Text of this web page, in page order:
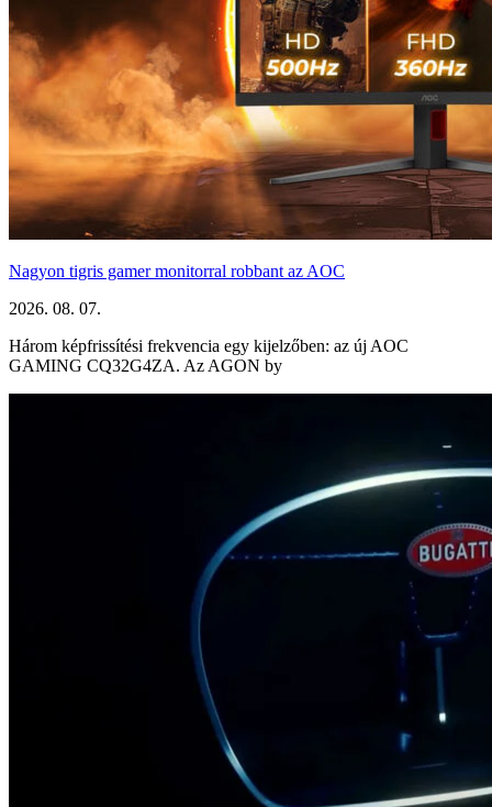
Nagyon tigris gamer monitorral robbant az AOC
2026. 08. 07.
Három képfrissítési frekvencia egy kijelzőben: az új AOC
GAMING CQ32G4ZA. Az AGON by